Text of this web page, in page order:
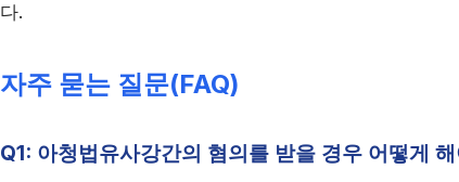
다.
자주 묻는 질문(FAQ)
Q1: 아청법유사강간의 혐의를 받을 경우 어떻게